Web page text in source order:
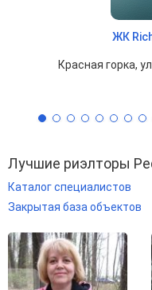
ЖК
Красная горка,
Лучшие риэлторы
Каталог специалистов
Закрытая база объектов